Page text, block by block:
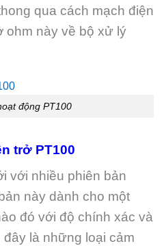
qua cách mạch điện
ohm này về bộ xử lý
động PT100
trở PT100
với nhiều phiên bản
này dành cho một
đó với độ chính xác và
là những loại cảm